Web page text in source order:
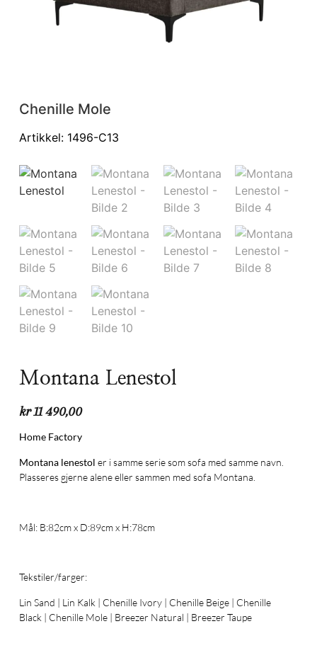
Chenille Mole
Artikkel: 1496-C13
Montana Lenestol
kr11 490,00
Home Factory
Montana lenestol er i samme serie som sofa med samme navn.
Plasseres gjerne alene eller sammen med sofa Montana.
Mål: B:82cm x D:89cm x H:78cm
Tekstiler/farger:
Lin Sand | Lin Kalk | Chenille Ivory | Chenille Beige | Chenille
Black | Chenille Mole | Breezer Natural | Breezer Taupe